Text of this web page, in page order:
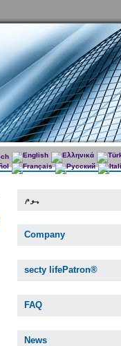
ہوم
Company
secty lifePatron®
FAQ
News